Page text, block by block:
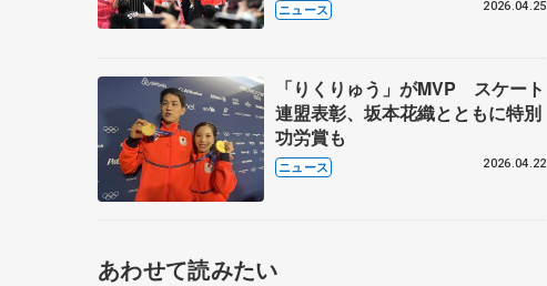
ニュース 2026.04.25
「りくりゅう」がMVP スケート
連盟表彰、坂本花織とともに特別
功労賞も
ニュース 2026.04.22
あわせて読みたい